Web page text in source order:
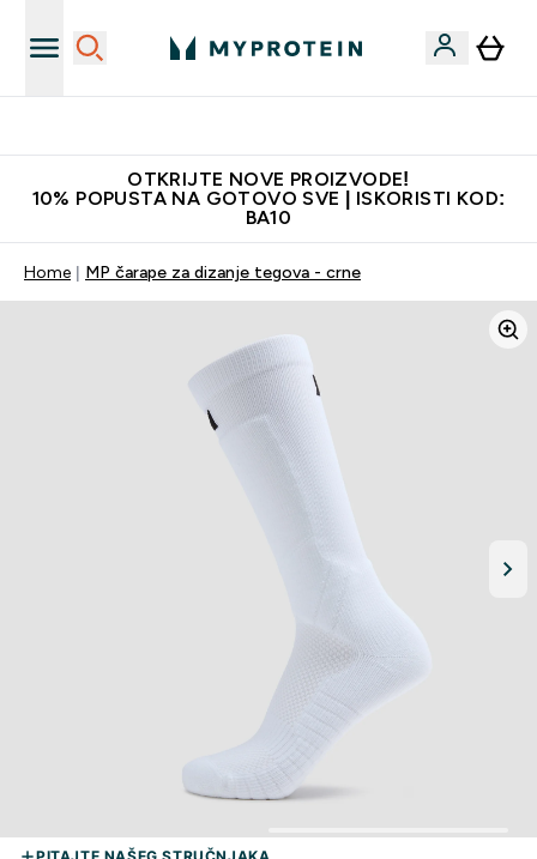
OTKRIJTE NOVE PROIZVODE!
10% POPUSTA NA GOTOVO SVE | ISKORISTI KOD:
BA10
Home MP čarape za dizanje tegova - crne